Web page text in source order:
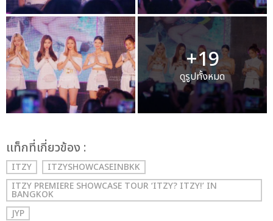
+19
ดูรูปทั้งหมด
เเท็กที่เกี่ยวข้อง :
ITZY
ITZYSHOWCASEINBKK
ITZY PREMIERE SHOWCASE TOUR ‘ITZY? ITZY!’ IN
BANGKOK
JYP